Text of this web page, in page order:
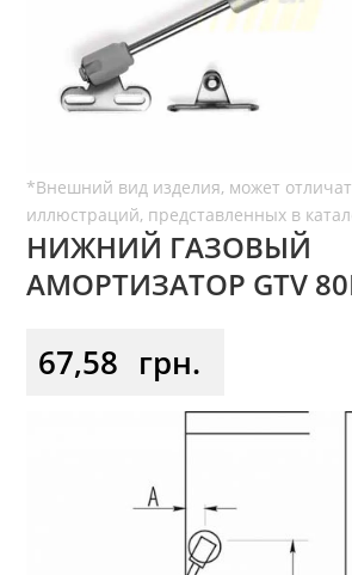
НИЖНИЙ ГАЗОВЫЙ
АМОРТИЗАТОР GTV
67,58 грн.